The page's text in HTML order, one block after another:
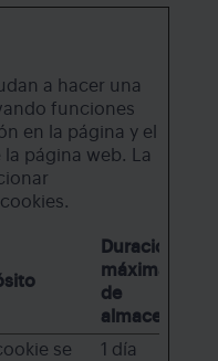
a hacer una
funciones
en la página y el
la página web. La
Duración
máxima
de
se
1 día